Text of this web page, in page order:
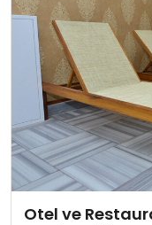
Otel ve